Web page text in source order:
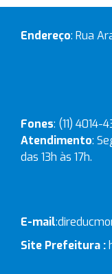
Endereço: Rua
Fones: (11) 4014-
Atendimento:
das 13h às 17h.
E-mail:
Site Prefeitura :